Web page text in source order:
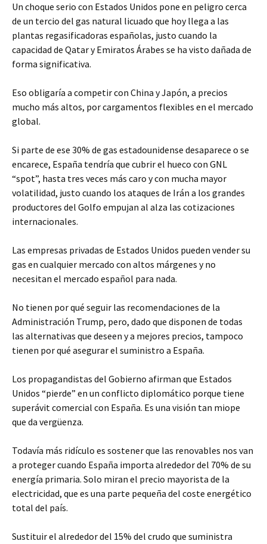
Un choque serio con Estados Unidos pone en peligro cerca
de un tercio del gas natural licuado que hoy llega a las
plantas regasificadoras españolas, justo cuando la
capacidad de Qatar y Emiratos Árabes se ha visto dañada de
forma significativa.
Eso obligaría a competir con China y Japón, a precios
mucho más altos, por cargamentos flexibles en el mercado
global.
Si parte de ese 30% de gas estadounidense desaparece o se
encarece, España tendría que cubrir el hueco con GNL
“spot”, hasta tres veces más caro y con mucha mayor
volatilidad, justo cuando los ataques de Irán a los grandes
productores del Golfo empujan al alza las cotizaciones
internacionales.
Las empresas privadas de Estados Unidos pueden vender su
gas en cualquier mercado con altos márgenes y no
necesitan el mercado español para nada.
No tienen por qué seguir las recomendaciones de la
Administración Trump, pero, dado que disponen de todas
las alternativas que deseen y a mejores precios, tampoco
tienen por qué asegurar el suministro a España.​
Los propagandistas del Gobierno afirman que Estados
Unidos “pierde” en un conflicto diplomático porque tiene
superávit comercial con España. Es una visión tan miope
que da vergüenza.
Todavía más ridículo es sostener que las renovables nos van
a proteger cuando España importa alrededor del 70% de su
energía primaria. Solo miran el precio mayorista de la
electricidad, que es una parte pequeña del coste energético
total del país.
Sustituir el alrededor del 15% del crudo que suministra